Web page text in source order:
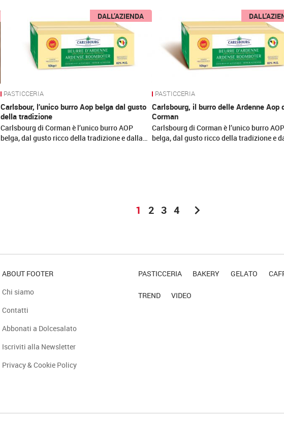
DALL’AZIENDA
PASTICCERIA
Carlsbour, l’unico burro Aop belga dal gusto
della tradizione
Carlsbourg di Corman è l’unico burro AOP
belga, dal gusto ricco della tradizione e dalla…
PASTICCERIA
Carlsbourg, il burro delle Ardenne Aop
Corman
Carlsbourg di Corman è l’unico burro AOP
belga, dal gusto ricco della tradizione e
1 2 3 4 chevron_right
ABOUT FOOTER
Chi siamo
Contatti
Abbonati a Dolcesalato
Iscriviti alla Newsletter
Privacy & Cookie Policy
PASTICCERIA BAKERY GELATO
TREND VIDEO